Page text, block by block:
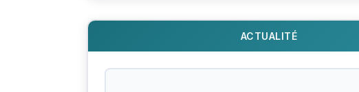
ACTUALITÉ